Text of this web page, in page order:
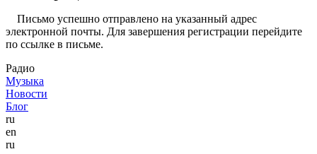
Письмо успешно отправлено на указанный адрес
электронной почты. Для завершения регистрации перейдите
по ссылке в письме.
Радио
Музыка
Новости
Блог
ru
en
ru